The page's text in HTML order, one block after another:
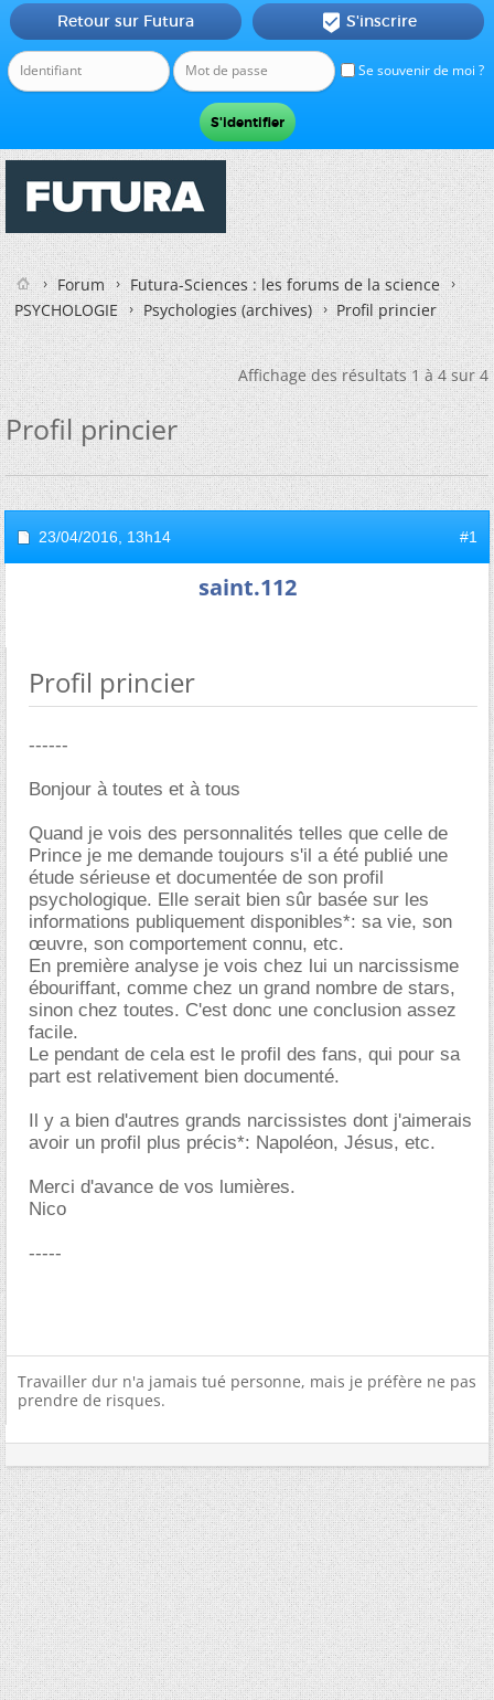
Se souvenir de moi ?
Retour sur Futura  S'inscrire
Forum
Futura-Sciences : les forums de la science
PSYCHOLOGIE
Psychologies (archives) Profil princier
Affichage des résultats 1 à 4 sur 4
Profil princier
23/04/2016, 13h14 #1
saint.112
Profil princier
------
Bonjour à toutes et à tous
Quand je vois des personnalités telles que celle de
Prince je me demande toujours s'il a été publié une
étude sérieuse et documentée de son profil
psychologique. Elle serait bien sûr basée sur les
informations publiquement disponibles*: sa vie, son
œuvre, son comportement connu, etc.
En première analyse je vois chez lui un narcissisme
ébouriffant, comme chez un grand nombre de stars,
sinon chez toutes. C'est donc une conclusion assez
facile.
Le pendant de cela est le profil des fans, qui pour sa
part est relativement bien documenté.
Il y a bien d'autres grands narcissistes dont j'aimerais
avoir un profil plus précis*: Napoléon, Jésus, etc.
Merci d'avance de vos lumières.
Nico
-----
Travailler dur n'a jamais tué personne, mais je préfère ne pas
prendre de risques.